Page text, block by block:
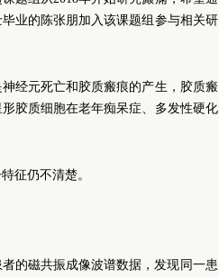
业的陈张朋加入该课题组参与相关研
经元死亡和胶质瘢痕的产生，胶质瘢
胶质细胞在老年痴呆症、多发性硬化
征仍不清楚。
的磁共振成像波谱数据，发现同一患